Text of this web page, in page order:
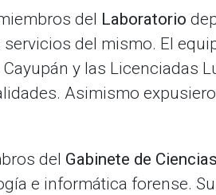
del Laboratorio
del mismo. El
y las Licenciadas
Asimismo
del Gabinete de
e informática forense.